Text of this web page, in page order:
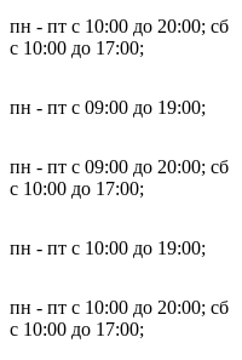
пн - пт с 10:00 до 20:00; сб
с 10:00 до 17:00;
пн - пт с 09:00 до 19:00;
пн - пт с 09:00 до 20:00; сб
с 10:00 до 17:00;
пн - пт с 10:00 до 19:00;
пн - пт с 10:00 до 20:00; сб
с 10:00 до 17:00;